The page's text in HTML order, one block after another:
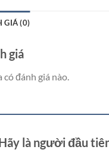
GIÁ (0)
giá
có đánh giá nào.
là người đầu